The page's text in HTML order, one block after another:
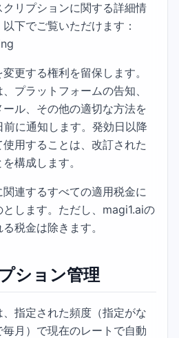
リプションに関する詳細情
下でご覧いただけます：
更する権利を留保します。
プラットフォームの告知、
ル、その他の適切な方法を
に通知します。発効日以降
用することは、改訂された
構成します。
連するすべての適用税金に
します。ただし、magi1.aiの
税金は除きます。
ション管理
指定された頻度（指定がな
月）で現在のレートで自動